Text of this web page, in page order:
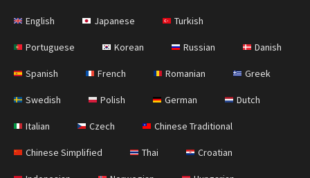
English Japanese Turkish
Portuguese Korean Russian Danish
Spanish French Romanian Greek
Swedish Polish German Dutch
Italian Czech Chinese Traditional
Chinese Simplified Thai Croatian